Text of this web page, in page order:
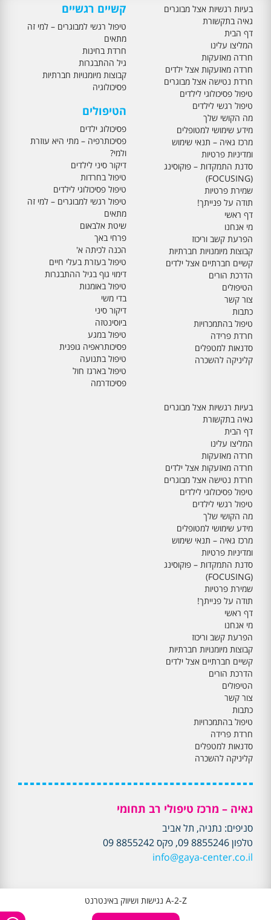
בעיות רגשיות אצל מבוגרים
גאיה בתקשורת
דף הבית
המליצו עלינו
חרדה מאזעקות
חרדה מאזעקות אצל ילדים
חרדת נטישה אצל מבוגרים
טיפול פסיכולוגי לילדים
טיפול רגשי לילדים
מה הקושי שלך
מידע שימושי למטופלים
מרכז גאיה – תנאי שימוש
ומדיניות פרטיות
סדנת התמקדות – פוקוסינג
(FOCUSING)
שמירת פרטיות
תודה על פנייתך!
דף ראשי
מי אנחנו
הפרעת קשב וריכוז
קבוצות מיומנויות חברתיות
קשיים חברתיים אצל ילדים
הדרכת הורים
הטיפולים
צור קשר
כתבות
טיפול בהתמכרויות
חרדת פרידה
סדנאות למטפלים
קליניקה להשכרה
קשיים רגשיים
טיפול רגשי למבוגרים – למי זה
מתאים
חרדת בחינות
גיל ההתבגרות
קבוצות מיומנויות חברתיות
פסיכולוגיה
הטיפולים
פסיכולוג ילדים
פסיכותרפיה – מתי היא עוזרת
ולמי?
דיקור סיני לילדים
טיפול בחרדות
טיפול פסיכולוגי לילדים
טיפול רגשי למבוגרים – למי זה
מתאים
שיטת אלבאום
פרחי באך
הכנה לכיתה א'
טיפול בעזרת בעלי חיים
דימוי גוף בגיל ההתבגרות
טיפול באומנות
בדי משי
דיקור סיני
ביוסינטזה
טיפול במגע
פסיכותראפיה גופנית
טיפול בתנועה
טיפול בארגז חול
פסיכודרמה
בעיות רגשיות אצל מבוגרים
גאיה בתקשורת
דף הבית
המליצו עלינו
חרדה מאזעקות
חרדה מאזעקות אצל ילדים
חרדת נטישה אצל מבוגרים
טיפול פסיכולוגי לילדים
טיפול רגשי לילדים
מה הקושי שלך
מידע שימושי למטופלים
מרכז גאיה – תנאי שימוש
ומדיניות פרטיות
סדנת התמקדות – פוקוסינג
(FOCUSING)
שמירת פרטיות
תודה על פנייתך!
דף ראשי
מי אנחנו
הפרעת קשב וריכוז
קבוצות מיומנויות חברתיות
קשיים חברתיים אצל ילדים
הדרכת הורים
הטיפולים
צור קשר
כתבות
טיפול בהתמכרויות
חרדת פרידה
סדנאות למטפלים
קליניקה להשכרה
גאיה – מרכז טיפולי רב תחומי
סניפים: נתניה, תל אביב
טלפון 8855246 09, פקס 8855242 09
info@gaya-center.co.il
A-2-Z נגישות ושיווק באינטרנט